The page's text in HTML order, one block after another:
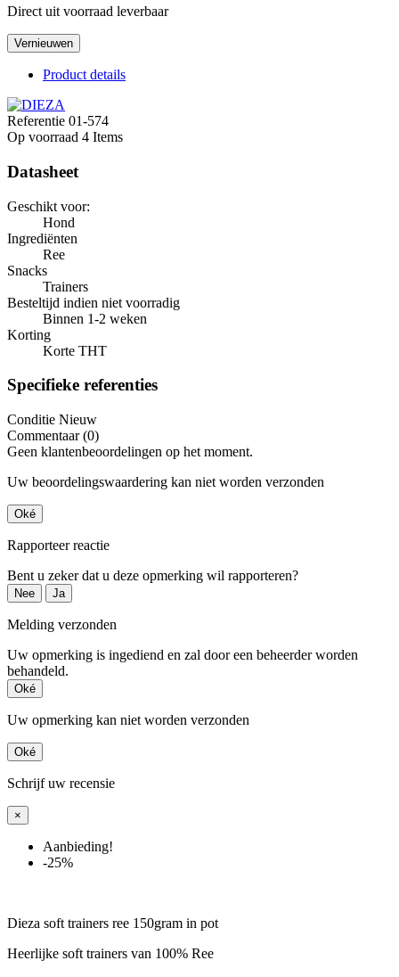
Direct uit voorraad leverbaar
Product details
Referentie 01-574
Op voorraad 4 Items
Datasheet
Geschikt voor:
Hond
Ingrediënten
Ree
Snacks
Trainers
Besteltijd indien niet voorradig
Binnen 1-2 weken
Korting
Korte THT
Specifieke referenties
Conditie Nieuw
Commentaar (0)
Geen klantenbeoordelingen op het moment.
Uw beoordelingswaardering kan niet worden verzonden
Oké
Rapporteer reactie
Bent u zeker dat u deze opmerking wil rapporteren?
Nee Ja
Melding verzonden
Uw opmerking is ingediend en zal door een beheerder worden
behandeld.
Oké
Uw opmerking kan niet worden verzonden
Oké
Schrijf uw recensie
×
Aanbieding!
-25%
Dieza soft trainers ree 150gram in pot
Heerlijke soft trainers van 100% Ree